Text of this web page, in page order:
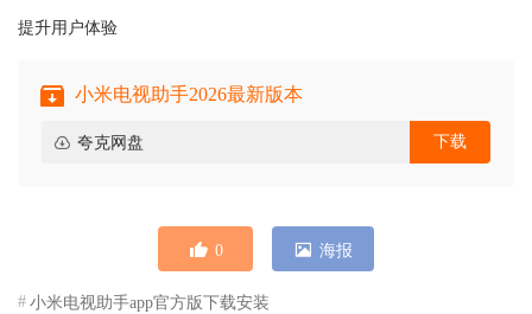
提升用户体验
小米电视助手2026最新版本
夸克网盘 下载
0 海报
小米电视助手app官方版下载安装